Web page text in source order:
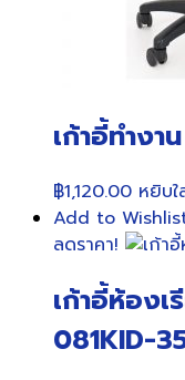
เก้าอี้ทำงา
฿1,120.00 หยิบใ
Add to
ลดราคา!
เก้าอี้ห้อง
081KID-